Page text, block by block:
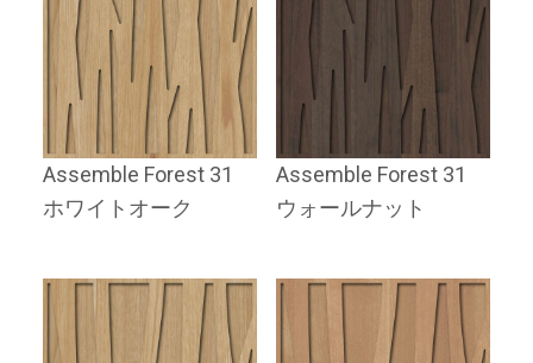
Assemble Forest 31
ホワイトオーク
Assemble Forest 31
ウォールナット